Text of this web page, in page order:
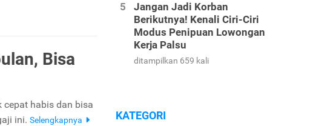
Bisa
cepat habis dan bisa
ini. Selengkapnya
Jangan Jadi Korban
Berikutnya! Kenali Ciri-Ciri
Modus Penipuan Lowongan
Kerja Palsu
ditampilkan 659 kali
KATEGORI